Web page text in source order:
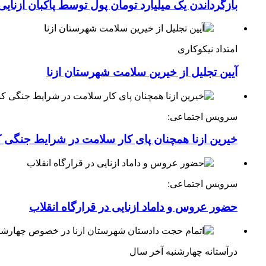
بازگرداندن یک میلیارد تومان پول توسط پاکبان
امتداد نیکوکاری
آیین تجلیل از خیرین سلامت شهرستان ازنا
سرویس اجتماعی:
خیرین ازنا همچنان پای کار سلامت در شرایط
سرویس اجتماعی:
حضور عروس و داماد ازنایی در قرارگاه انقلاب
درآستانه چهارشنبه آخر سال